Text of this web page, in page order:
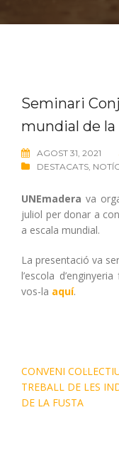
Seminari
mundial de la
AGOST 31, 2021
DESTACATS,
UNEmadera va
juliol per donar a
a escala mundial.
La presentació va
l’escola
vos-la aquí.
CONVENI
TREBALL DE LES
DE LA FUSTA